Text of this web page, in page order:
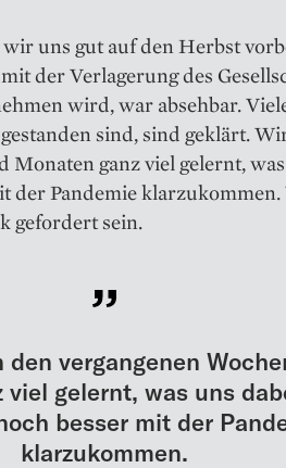
uns gut auf den Herbst
der Verlagerung des
wird, war absehbar.
sind, sind geklärt.
Monaten ganz viel gelernt,
der Pandemie
gefordert sein.
den vergangenen
viel gelernt, was uns
besser mit der
klarzukommen.